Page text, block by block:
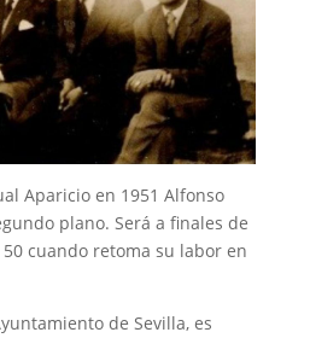
Aparicio en 1951 Alfonso
plano. Será a finales de
cuando retoma su labor en
de Sevilla, es